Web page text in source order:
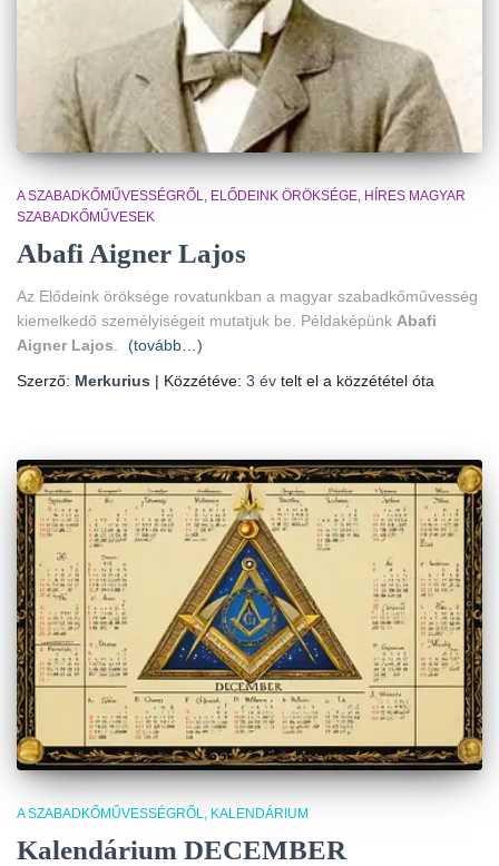
A SZABADKŐMŰVESSÉGRŐL ELŐDEINK ÖRÖKSÉGE HÍRES MAGYAR
SZABADKŐMŰVESEK
Abafi Aigner Lajos
Az Elődeink öröksége rovatunkban a magyar szabadkőművesség
kiemelkedő személyiségeit mutatjuk be. Példaképünk Abafi
Aigner Lajos
(tovább…)
Szerző: Merkurius | Közzétéve: 3 év telt el a közzététel óta
A SZABADKŐMŰVESSÉGRŐL KALENDÁRIUM
Kalendárium DECEMBER